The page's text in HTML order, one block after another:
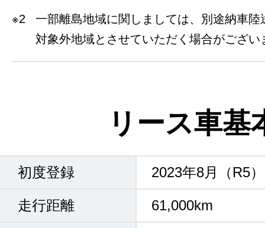
※2
一部離島地域に関しましては、別途納車
対象外地域とさせていただく場合がござい
リース車基
初度登録 2023年8月（R5）
走行距離 61,000km